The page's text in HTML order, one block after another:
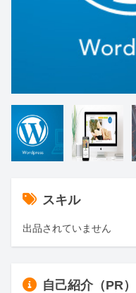
スキル
出品されていません
自己紹介（PR）